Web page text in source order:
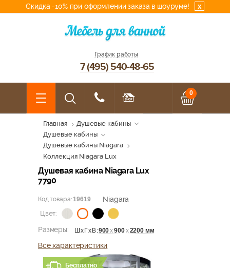
Скидка -10% при оформлении заказа в шоуруме! x
График работы
7 (495) 540-48-65
0
Главная
Душевые кабины
Душевые кабины
Душевые кабины Niagara
Коллекция Niagara Lux
Душевая кабина Niagara Lux
7790
Код товара: 19619 Niagara
Цвет:
Размеры: ШхГхВ:900х900х2200 мм
Все характеристики
Бесплатно